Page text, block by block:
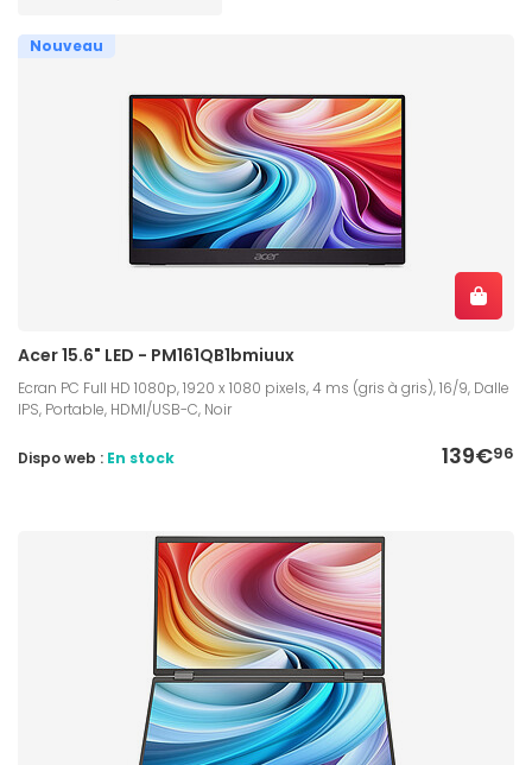
Nouveau
Acer 15.6" LED - PM161QB1bmiuux
Ecran PC Full HD 1080p, 1920 x 1080 pixels, 4 ms (gris à gris), 16/9, Dalle
IPS, Portable, HDMI/USB-C, Noir
139€96
Dispo web : En stock